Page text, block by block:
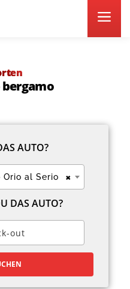
bergamo
AUTO?
×
Orio al Serio
DAS AUTO?
out